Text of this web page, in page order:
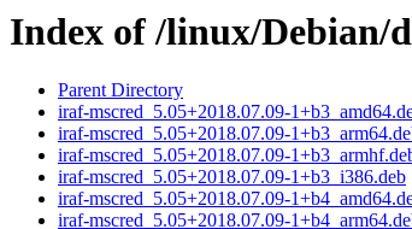
Index of /linux/Debian/
Parent Directory
iraf-mscred_5.05+2018.07.09-
iraf-mscred_5.05+2018.07.09-
iraf-mscred_5.05+2018.07.09-
iraf-mscred_5.05+2018.07.09-1+b3_i386.deb
iraf-mscred_5.05+2018.07.09-
iraf-mscred_5.05+2018.07.09-